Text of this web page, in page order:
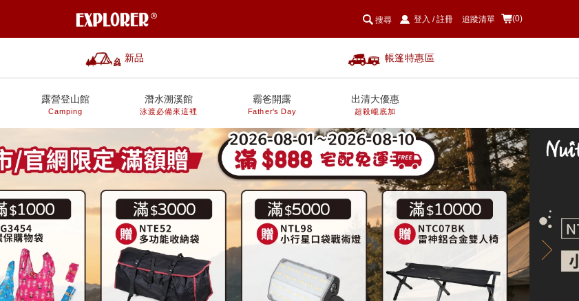
(0)
登入 / 註冊 追蹤清單
新品 帳篷特惠區
搜尋
露營登山館
Camping
潛水溯溪館
泳渡必備來這裡
霸爸開露
Father's Day
出清大優惠
超殺巄底加